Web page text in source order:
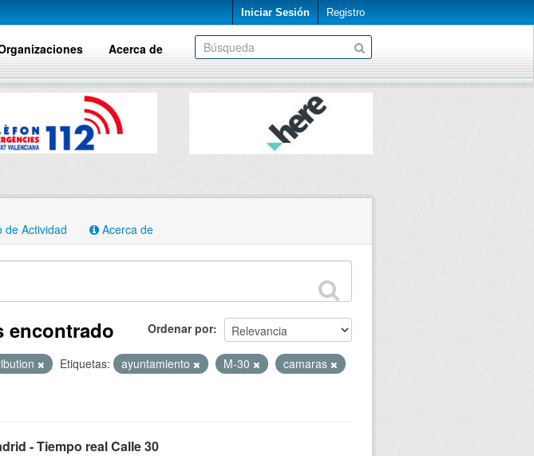
Iniciar Sesión Registro
Acerca de
de Actividad Acerca de
Ordenar por
encontrado
Etiquetas: ayuntamiento M-30
camaras
- Tiempo real Calle 30